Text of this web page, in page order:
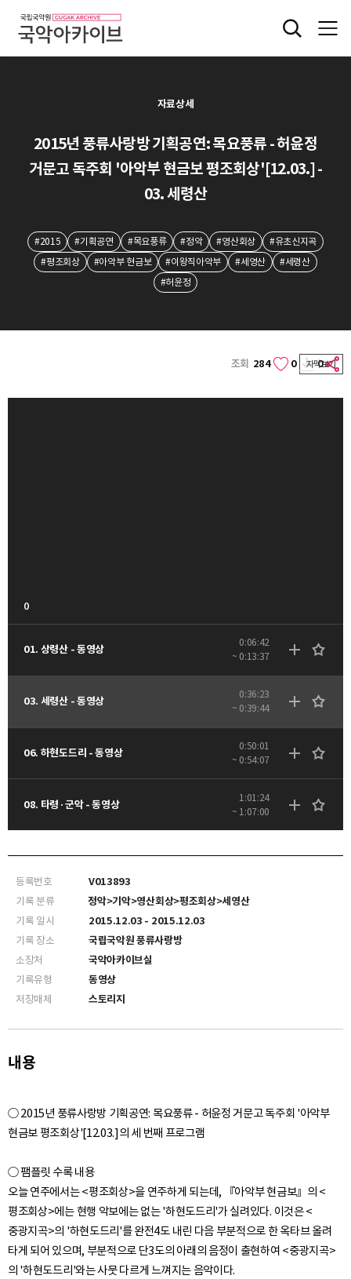
자료상세
2015년 풍류사랑방 기획공연: 목요풍류 - 허윤정
거문고 독주회 '아악부 현금보 평조회상'[12.03.] -
03. 세령산
#2015 #기획공연 #목요풍류 #정악 #영산회상
#유초신지곡
#평조회상
#아악부 현금보 #이왕직아악부 #세영산
#세령산
#허윤정
조회 284 0 0
자막보기
0
01. 상령산 - 동영상
0:06:42
~ 0:13:37
03. 세령산 - 동영상
0:36:23
~ 0:39:44
06. 하현도드리 - 동영상
0:50:01
~ 0:54:07
08. 타령·군악 - 동영상
1:01:24
~ 1:07:00
등록번호
V013893
기록 분류
정악>기악>영산회상>평조회상>세영산
기록 일시
2015.12.03 - 2015.12.03
기록 장소
국립국악원 풍류사랑방
소장처
국악아카이브실
기록유형
동영상
저장매체
스토리지
내용
○ 2015년 풍류사랑방 기획공연: 목요풍류 - 허윤정 거문고 독주회 '아악부
현금보 평조회상'[12.03.]의 세 번째 프로그램
○ 팸플릿 수록 내용
오늘 연주에서는 <평조회상>을 연주하게 되는데, 『아악부 현금보』의 <
평조회상>에는 현행 악보에는 없는 '하현도드리'가 실려있다. 이것은 <
중광지곡>의 '하현도드리'를 완전4도 내린 다음 부분적으로 한 옥타브 올려
타게 되어 있으며, 부분적으로 단3도의 아래의 음정이 출현하여 <중광지곡>
의 '하현도드리'와는 사뭇 다르게 느껴지는 음악이다.